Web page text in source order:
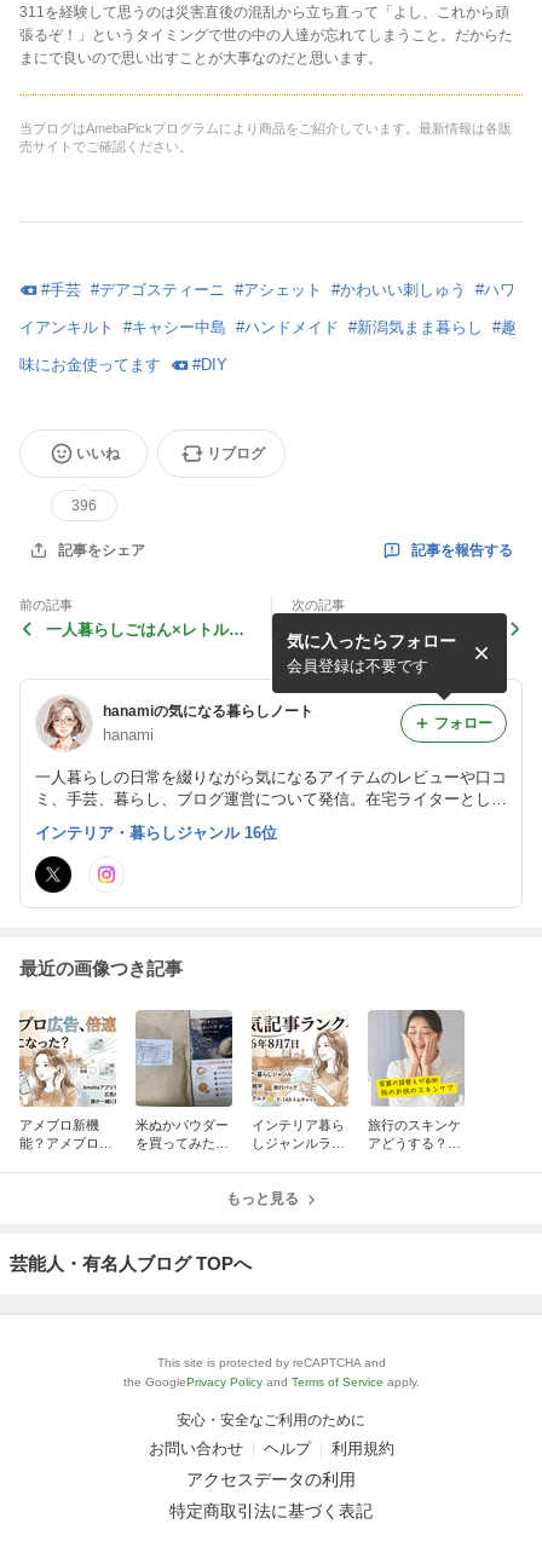
311を経験して思うのは災害直後の混乱から立ち直って「よし、これから頑
張るぞ！」というタイミングで世の中の人達が忘れてしまうこと。だからた
まにで良いので思い出すことが大事なのだと思います。
当ブログはAmebaPickプログラムにより商品をご紹介しています。最新情報は各販
売サイトでご確認ください。
#手芸 #デアゴスティーニ #アシェット #かわいい刺しゅう #ハワ
イアンキルト #キャシー中島 #ハンドメイド #新潟気まま暮らし #趣
味にお金使ってます #DIY
いいね
396
リブログ
記事をシェア 記事を報告する
前の記事
一人暮らしごはん×レトルト
次の記事
すき家いくら丼×夫との会話
の思い出｜あの時ちょっと贅
沢した日の話
hanamiの気になる暮らしノート
hanami
一人暮らしの日常を綴りながら気になるアイテムのレビューや口コ
ミ、手芸、暮らし、ブログ運営について発信。在宅ライターとして
も活動中。写真はPR提供素材または自分で撮影したものです（転
載不可）。内容に誤りや古い情報がありましたら、お知らせいただ
けると助かります。
気に入ったらフォロー
会員登録は不要です
フォロー
インテリア・暮らしジャンル 16位
最近の画像つき記事
アメブロ新機
能？アメブロ広
米ぬかパウダー
を買ってみた！
インテリア暮ら
しジャンルラン
旅行のスキンケ
アどうする？旅
もっと見る
芸能人・有名人ブログ TOPへ
This site is protected by reCAPTCHA and
the GooglePrivacy Policy and Terms of Service apply.
安心・安全なご利用のために
お問い合わせ ヘルプ 利用規約
アクセスデータの利用
特定商取引法に基づく表記